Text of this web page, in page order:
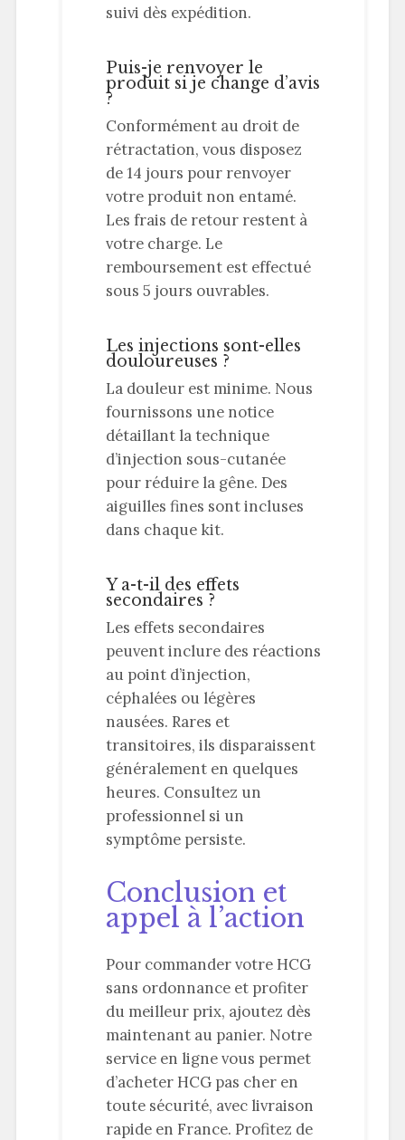
suivi dès expédition.
Puis-je renvoyer le
produit si je change d’avis
?
Conformément au droit de
rétractation, vous disposez
de 14 jours pour renvoyer
votre produit non entamé.
Les frais de retour restent à
votre charge. Le
remboursement est effectué
sous 5 jours ouvrables.
Les injections sont-elles
douloureuses ?
La douleur est minime. Nous
fournissons une notice
détaillant la technique
d’injection sous-cutanée
pour réduire la gêne. Des
aiguilles fines sont incluses
dans chaque kit.
Y a-t-il des effets
secondaires ?
Les effets secondaires
peuvent inclure des réactions
au point d’injection,
céphalées ou légères
nausées. Rares et
transitoires, ils disparaissent
généralement en quelques
heures. Consultez un
professionnel si un
symptôme persiste.
Conclusion et
appel à l’action
Pour commander votre HCG
sans ordonnance et profiter
du meilleur prix, ajoutez dès
maintenant au panier. Notre
service en ligne vous permet
d’acheter HCG pas cher en
toute sécurité, avec livraison
rapide en France. Profitez de